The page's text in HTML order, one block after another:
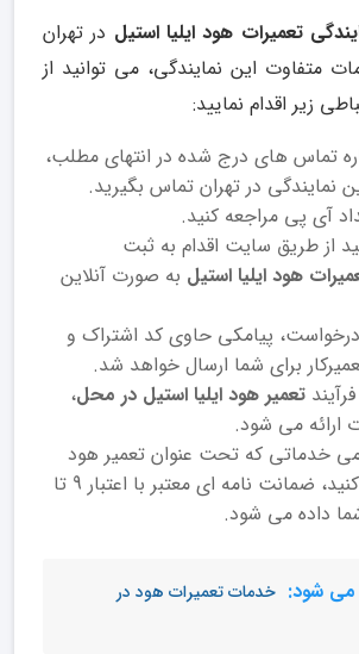
تعمیرات هود ایلیا استیل در تهران
متفاوت این نمایندگی، می توانید از
زیر اقدام نمایید:
تماس های درج شده در انتهای مطلب،
نمایندگی در تهران تماس بگیرید.
آی پی مراجعه کنید.
از طریق سایت اقدام به ثبت
هود ایلیا استیل به صورت آنلاین
پیامکی حاوی کد اشتراک و
برای شما ارسال خواهد شد.
تعمیر هود ایلیا استیل در محل،
ارائه می شود.
خدماتی که تحت عنوان تعمیر هود
دریافت می کنید، ضمانت نامه ای معتبر با اعتبار 9 تا
می شود: خدمات تعمیرات هود در